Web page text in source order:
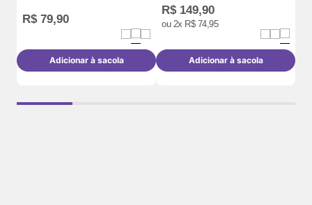
R$ 79,90
Adicionar à sacola
R$ 149,90
ou 2x R$ 74,95
Adicionar à sacola